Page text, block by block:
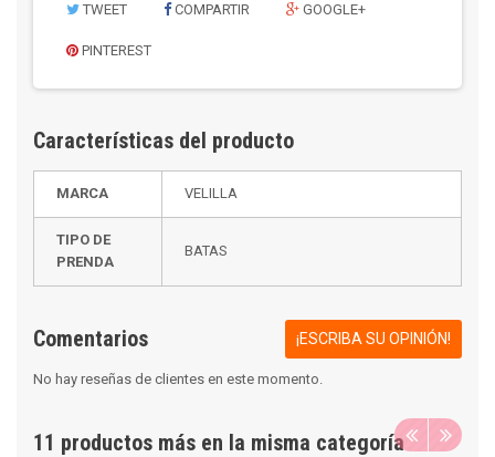
TWEET COMPARTIR GOOGLE+
PINTEREST
Características del producto
MARCA VELILLA
TIPO DE
PRENDA
BATAS
Comentarios ¡ESCRIBA SU OPINIÓN!
No hay reseñas de clientes en este momento.
11 productos más en la misma categoría